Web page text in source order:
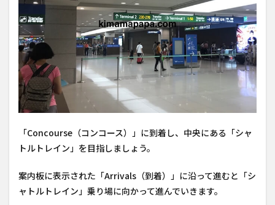
「Concourse（コンコース）」に到着し、中央にある「シャ
トルトレイン」を目指しましょう。
案内板に表示された「Arrivals（到着）」に沿って進むと「シ
ャトルトレイン」乗り場に向かって進んでいきます。